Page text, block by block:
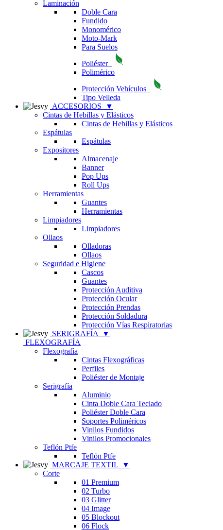
Laminación
Doble Cara
Fundido
Monomérico
Moto-Mark
Para Suelos
Poliéster
Polimérico
Protección Vehículos
Tipo Velleda
ACCESORIOS
▼
Cintas de Hebillas y Elásticos
Cintas de Hebillas y Elásticos
Espátulas
Espátulas
Expositores
Almacenaje
Banner
Pop Ups
Roll Ups
Herramientas
Guantes
Herramientas
Limpiadores
Limpiadores
Ollaos
Olladoras
Ollaos
Seguridad e Higiene
Cascos
Guantes
Protección Auditiva
Protección Ocular
Protección Prendas
Protección Soldadura
Protección Vías Respiratorias
SERIGRAFÍA
▼
FLEXOGRAFÍA
Flexografía
Cintas Flexográficas
Perfiles
Poliéster de Montaje
Serigrafía
Aluminio
Cinta Doble Cara Teclado
Poliéster Doble Cara
Soportes Poliméricos
Vinilos Fundidos
Vinilos Promocionales
Teflón Ptfe
Teflón Ptfe
MARCAJE TEXTIL
▼
Corte
01 Premium
02 Turbo
03 Glitter
04 Image
05 Blockout
06 Flock